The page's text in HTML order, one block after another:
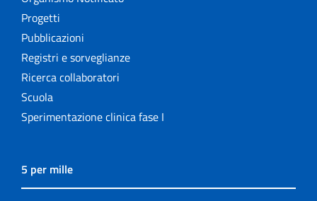
Progetti
Pubblicazioni
Registri e sorveglianze
Ricerca collaboratori
Scuola
Sperimentazione clinica fase I
5 per mille